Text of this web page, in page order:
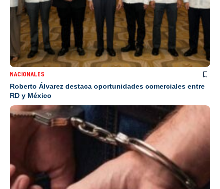
NACIONALES
Roberto Álvarez destaca oportunidades comerciales entre
RD y México